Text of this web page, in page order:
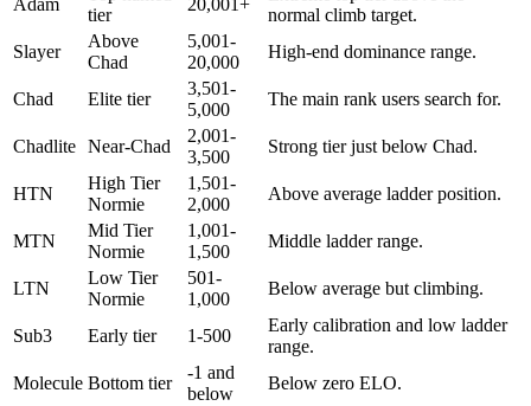
Adam
tier
20,001+
normal climb target.
Slayer
Above
Chad
5,001-
20,000
High-end dominance range.
Chad Elite tier
3,501-
5,000
The main rank users search for.
Chadlite Near-Chad
2,001-
3,500
Strong tier just below Chad.
HTN
High Tier
Normie
1,501-
2,000
Above average ladder position.
MTN
Mid Tier
Normie
1,001-
1,500
Middle ladder range.
LTN
Low Tier
Normie
501-
1,000
Below average but climbing.
Sub3 Early tier 1-500
Early calibration and low ladder
range.
Molecule Bottom tier
-1 and
below
Below zero ELO.